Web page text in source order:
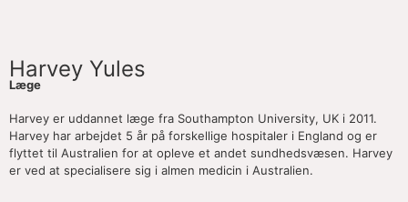
Harvey Yules
Læge
Harvey er uddannet læge fra Southampton University, UK i 2011.
Harvey har arbejdet 5 år på forskellige hospitaler i England og er
flyttet til Australien for at opleve et andet sundhedsvæsen. Harvey
er ved at specialisere sig i almen medicin i Australien.